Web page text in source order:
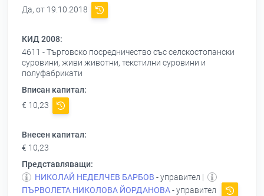
Да, от 19.10.2018
КИД 2008:
4611 - Търговско посредничество със селскостопански
суровини, живи животни, текстилни суровини и
полуфабрикати
Вписан капитал:
€ 10,23
Внесен капитал:
€ 10,23
Представляващи:
НИКОЛАЙ НЕДЕЛЧЕВ БАРБОВ - управител |
ПЪРВОЛЕТА НИКОЛОВА ЙОРДАНОВА- управител